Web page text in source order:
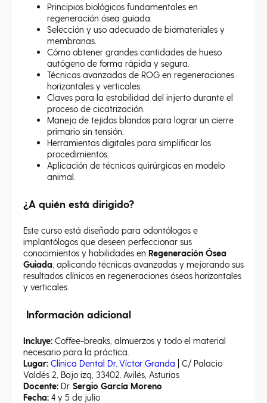
Principios biológicos fundamentales en
regeneración ósea guiada.
Selección y uso adecuado de biomateriales y
membranas.
Cómo obtener grandes cantidades de hueso
autógeno de forma rápida y segura.
Técnicas avanzadas de ROG en regeneraciones
horizontales y verticales.
Claves para la estabilidad del injerto durante el
proceso de cicatrización.
Manejo de tejidos blandos para lograr un cierre
primario sin tensión.
Herramientas digitales para simplificar los
procedimientos.
Aplicación de técnicas quirúrgicas en modelo
animal.
¿A quién está dirigido?
Este curso está diseñado para odontólogos e
implantólogos que deseen perfeccionar sus
conocimientos y habilidades en Regeneración Ósea
Guiada , aplicando técnicas avanzadas y mejorando sus
resultados clínicos en regeneraciones óseas horizontales
y verticales.
Información adicional
Incluye: Coffee-breaks, almuerzos y todo el material
necesario para la práctica.
Lugar: Clínica Dental Dr. Víctor Granda | C/ Palacio
Valdés 2, Bajo izq, 33402. Avilés, Asturias
Docente: Dr. Sergio García Moreno
Fecha: 4 y 5 de julio